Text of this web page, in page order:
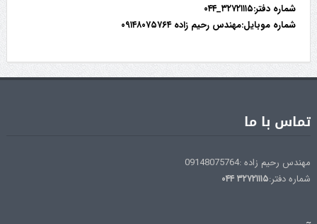
شماره دفتر:۳۲۷۲۱۱۱۵_۰۴۴
شماره موبایل:مهندس رحیم زاده ۰۹۱۴۸۰۷۵۷۶۴
تماس با ما
مهندس رحیم زاده :09148075764
شماره دفتر:۳۲۷۲۱۱۱۵۰۴۴